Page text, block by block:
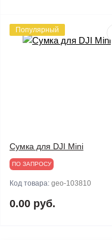
Популярный
Сумка для DJI Mini
ПО ЗАПРОСУ
Код товара: geo-103810
0.00 руб.